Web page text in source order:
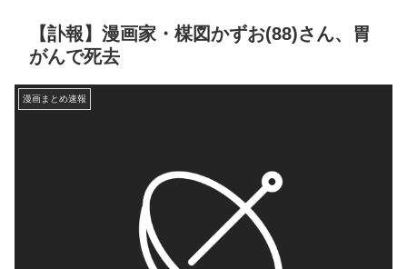
【訃報】漫画家・楳図かずお(88)さん、胃
がんで死去
漫画まとめ速報